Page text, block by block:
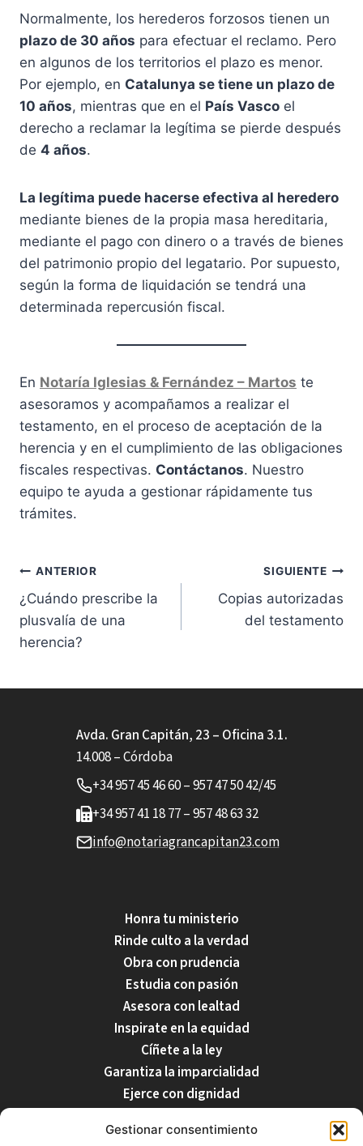
Gestionar consentimiento
Normalmente, los herederos forzosos tienen un
plazo de 30 años para efectuar el reclamo. Pero
en algunos de los territorios el plazo es menor.
Por ejemplo, en Catalunya se tiene un plazo de
10 años, mientras que en el País Vasco el
derecho a reclamar la legítima se pierde después
de 4 años.
La legítima puede hacerse efectiva al heredero
mediante bienes de la propia masa hereditaria,
mediante el pago con dinero o a través de bienes
del patrimonio propio del legatario. Por supuesto,
según la forma de liquidación se tendrá una
determinada repercusión fiscal.
En Notaría Iglesias & Fernández – Martos te
asesoramos y acompañamos a realizar el
testamento, en el proceso de aceptación de la
herencia y en el cumplimiento de las obligaciones
fiscales respectivas. Contáctanos. Nuestro
equipo te ayuda a gestionar rápidamente tus
trámites.
Navegación
de
entradas
ANTERIOR
¿Cuándo prescribe la
plusvalía de una
herencia?
SIGUIENTE
Copias autorizadas
del testamento
Avda. Gran Capitán, 23 – Oficina 3.1.
14.008 – Córdoba
+34 957 45 46 60 – 957 47 50 42/45
+34 957 41 18 77 – 957 48 63 32
info@notariagrancapitan23.com
Honra tu ministerio
Rinde culto a la verdad
Obra con prudencia
Estudia con pasión
Asesora con lealtad
Inspirate en la equidad
Cíñete a la ley
Garantiza la imparcialidad
Ejerce con dignidad